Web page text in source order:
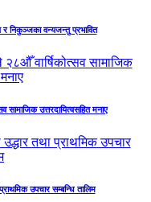
निकुञ्जका वन्यजन्तु प्रभावित
सामाजिक उत्तरदायित्वसहित मनाए
उपचार सम्बन्धि तालिम